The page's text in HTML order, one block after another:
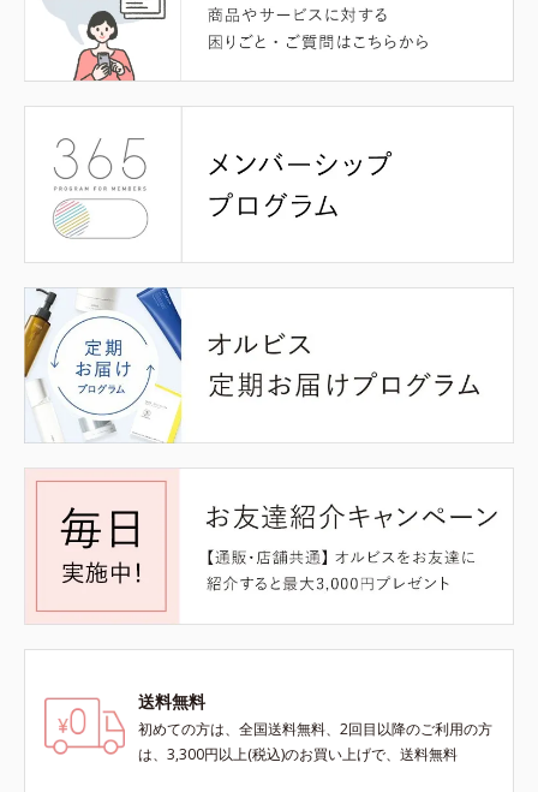
送料無料
初めての方は、全国送料無料、2回目以降のご利用の方
は、3,300円以上(税込)のお買い上げで、送料無料